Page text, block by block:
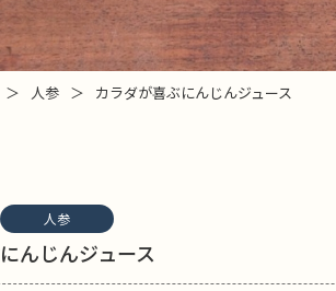
＞ 人参 ＞ カラダが喜ぶにんじんジュース
人参
んじんジュース